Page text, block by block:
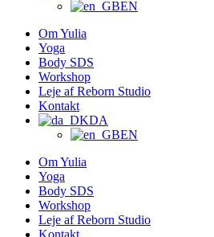
EN
Om Yulia
Yoga
Body SDS
Workshop
Leje af Reborn Studio
Kontakt
DA
EN
Om Yulia
Yoga
Body SDS
Workshop
Leje af Reborn Studio
Kontakt